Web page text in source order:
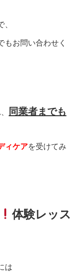
もお問い合わせく
同業者までも
ィケアを受けてみ
体験レッス
は